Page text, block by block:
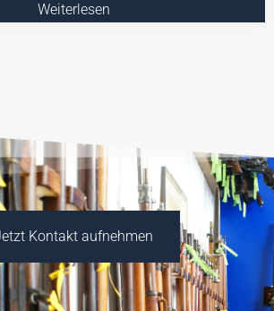
Weiterlesen
Kontakt aufnehmen